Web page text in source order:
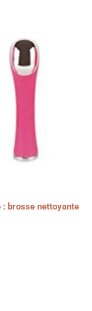
brosse nettoyante